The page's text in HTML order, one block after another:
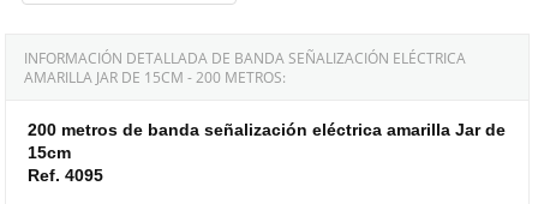
INFORMACIÓN DETALLADA DE BANDA SEÑALIZACIÓN ELÉCTRICA
AMARILLA JAR DE 15CM - 200 METROS:
200 metros de banda señalización eléctrica amarilla Jar de
15cm
Ref. 4095